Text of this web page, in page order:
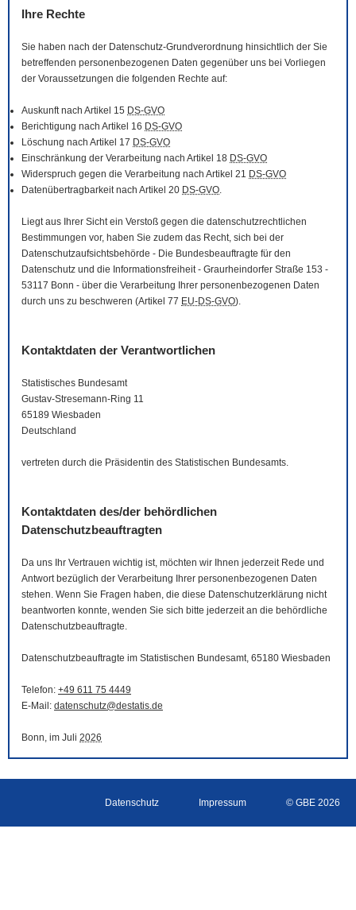
Ihre Rechte
Sie haben nach der Datenschutz-Grundverordnung hinsichtlich der Sie
betreffenden personenbezogenen Daten gegenüber uns bei Vorliegen
der Voraussetzungen die folgenden Rechte auf:
Auskunft nach Artikel 15 DS-GVO
Berichtigung nach Artikel 16 DS-GVO
Löschung nach Artikel 17 DS-GVO
Einschränkung der Verarbeitung nach Artikel 18 DS-GVO
Widerspruch gegen die Verarbeitung nach Artikel 21 DS-GVO
Datenübertragbarkeit nach Artikel 20 DS-GVO.
Liegt aus Ihrer Sicht ein Verstoß gegen die datenschutzrechtlichen
Bestimmungen vor, haben Sie zudem das Recht, sich bei der
Datenschutzaufsichtsbehörde - Die Bundesbeauftragte für den
Datenschutz und die Informationsfreiheit - Graurheindorfer Straße 153 -
53117 Bonn - über die Verarbeitung Ihrer personenbezogenen Daten
durch uns zu beschweren (Artikel 77 EU-DS-GVO).
Kontaktdaten der Verantwortlichen
Statistisches Bundesamt
Gustav-Stresemann-Ring 11
65189 Wiesbaden
Deutschland
vertreten durch die Präsidentin des Statistischen Bundesamts.
Kontaktdaten des/der behördlichen
Datenschutzbeauftragten
Da uns Ihr Vertrauen wichtig ist, möchten wir Ihnen jederzeit Rede und
Antwort bezüglich der Verarbeitung Ihrer personenbezogenen Daten
stehen. Wenn Sie Fragen haben, die diese Datenschutzerklärung nicht
beantworten konnte, wenden Sie sich bitte jederzeit an die behördliche
Datenschutzbeauftragte.
Datenschutzbeauftragte im Statistischen Bundesamt, 65180 Wiesbaden
Telefon: +49 611 75 4449
E-Mail : datenschutz@destatis.de
Bonn, im Juli 2026
Datenschutz Impressum © GBE 2026